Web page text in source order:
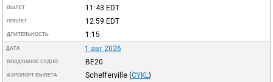
ВЫЛЕТ 11:43 EDT
ПРИЛЕТ 12:59 EDT
ДЛИТЕЛЬНОСТЬ 1:15
ДАТА 1 авг 2026
ВОЗДУШНОЕ СУДНО BE20
АЭРОПОРТ ВЫЛЕТА Schefferville (CYKL )